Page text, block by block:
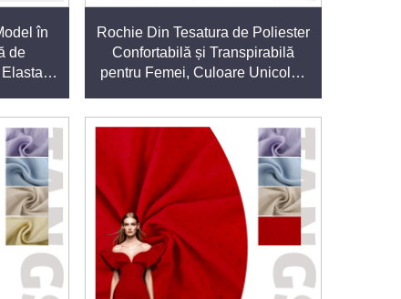
un depozit bine aprovizionat și o rețea
și sunt produse în condiții etice. Acest
în
de
Rochie Din Tesatura de Poliester
Confortabilă și Transpirabilă
pentru Femei, Culoare Unicolor,
Poate fi Folosită ca Bluză